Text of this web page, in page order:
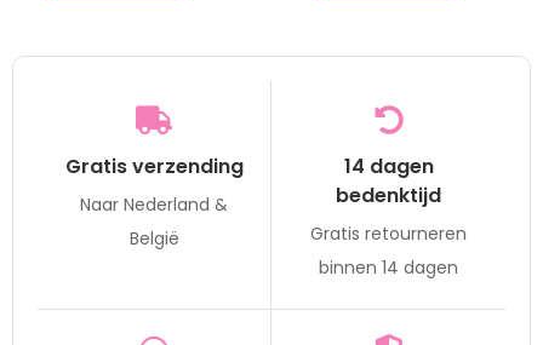
Gratis verzending
Naar Nederland &
België
14 dagen
bedenktijd
Gratis retourneren
binnen 14 dagen